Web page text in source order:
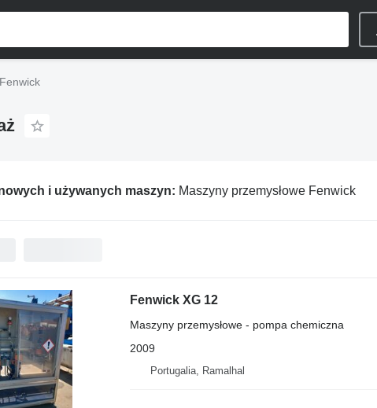
i używanych maszyn: Maszyny przemysłowe Fenwick
Fenwick XG 12
Maszyny przemysłowe - pompa chemiczna
2009
Portugalia, Ramalhal